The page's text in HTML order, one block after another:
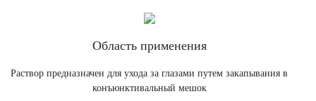
Область применения
Раствор предназначен для ухода за глазами путем закапывания в
конъюнктивальный мешок